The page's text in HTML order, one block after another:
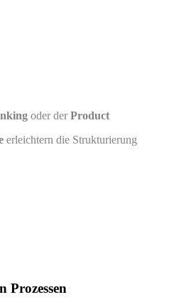
oder derProduct
erleichtern die Strukturierung
Prozessen